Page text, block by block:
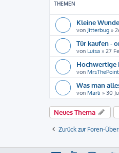
THEMEN
Kleine
von Jitterbug »
Tür kaufen -
von Luisa » 27
Hochwertige
von MrsThePoint
Was man
von Marli » 30
Neues Thema
Zurück zur Foren-